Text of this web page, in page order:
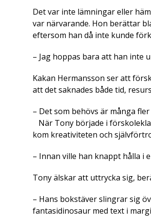
Det var inte lämningar eller
var närvarande. Hon berättar
eftersom han då inte kunde
– Jag hoppas bara att han inte
Kakan Hermansson ser att
att det saknades både tid,
– Det som behövs är många
När Tony började i
kom kreativiteten och
– Innan ville han knappt hålla i
Tony älskar att uttrycka sig,
– Hans bokstäver slingrar sig
fantasidinosaur med text i